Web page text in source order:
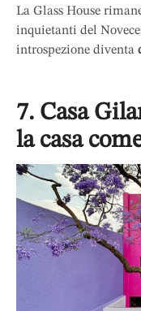
La Glass House
inquietanti del
introspezione diventa
7. Casa
la casa